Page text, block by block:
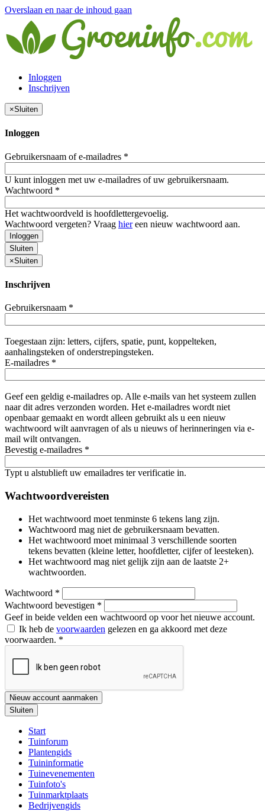
Overslaan en naar de inhoud gaan
Inloggen
Inschrijven
×Sluiten
Inloggen
Gebruikersnaam of e-mailadres *
U kunt inloggen met uw e-mailadres of uw gebruikersnaam.
Wachtwoord *
Het wachtwoordveld is hoofdlettergevoelig.
Wachtwoord vergeten? Vraag hiereen nieuw wachtwoord aan.
Inloggen
Sluiten
×Sluiten
Inschrijven
Gebruikersnaam *
Toegestaan zijn: letters, cijfers, spatie, punt, koppelteken,
aanhalingsteken of onderstrepingsteken.
E-mailadres *
Geef een geldig e-mailadres op. Alle e-mails van het systeem zullen
naar dit adres verzonden worden. Het e-mailadres wordt niet
openbaar gemaakt en wordt alleen gebruikt als u een nieuw
wachtwoord wilt aanvragen of als u nieuws of herinneringen via e-
mail wilt ontvangen.
Bevestig e-mailadres *
Typt u alstublieft uw emailadres ter verificatie in.
Wachtwoordvereisten
Het wachtwoord moet tenminste 6 tekens lang zijn.
Wachtwoord mag niet de gebruikersnaam bevatten.
Het wachtwoord moet minimaal 3 verschillende soorten
tekens bevatten (kleine letter, hoofdletter, cijfer of leesteken).
Het wachtwoord mag niet gelijk zijn aan de laatste 2+
wachtwoorden.
Wachtwoord *
Wachtwoord bevestigen *
Geef in beide velden een wachtwoord op voor het nieuwe account.
Ik heb de voorwaarden gelezen en ga akkoord met deze
voorwaarden. *
Nieuw account aanmaken
Sluiten
Start
Tuinforum
Plantengids
Tuininformatie
Tuinevenementen
Tuinfoto's
Tuinmarktplaats
Bedrijvengids